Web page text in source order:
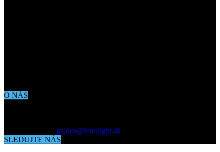
O NÁS
gajdos@interlight.sk
SLEDUJTE NÁS